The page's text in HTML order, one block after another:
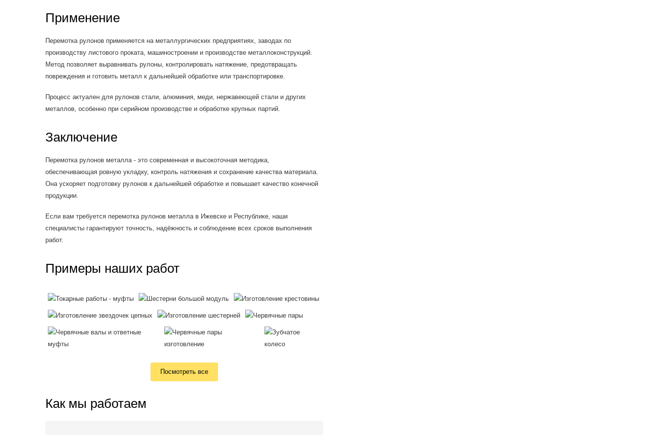
Применение
Перемотка рулонов применяется на металлургических предприятиях, заводах по
производству листового проката, машиностроении и производстве металлоконструкций.
Метод позволяет выравнивать рулоны, контролировать натяжение, предотвращать
повреждения и готовить металл к дальнейшей обработке или транспортировке.
Процесс актуален для рулонов стали, алюминия, меди, нержавеющей стали и других
металлов, особенно при серийном производстве и обработке крупных партий.
Заключение
Перемотка рулонов металла - это современная и высокоточная методика,
обеспечивающая ровную укладку, контроль натяжения и сохранение качества материала.
Она ускоряет подготовку рулонов к дальнейшей обработке и повышает качество конечной
продукции.
Если вам требуется перемотка рулонов металла в Ижевске и Республике, наши
специалисты гарантируют точность, надёжность и соблюдение всех сроков выполнения
работ.
Примеры наших работ
Посмотреть все
Как мы работаем